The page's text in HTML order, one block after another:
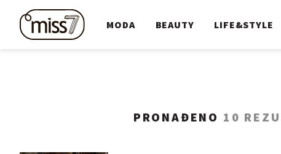
MODA BEAUTY LIFE&STYLE
PRONAĐENO 10